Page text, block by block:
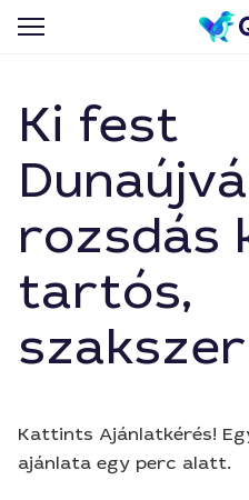
Ki fest
rozsdás
tartós,
Kattints Ajánlatkérés!
ajánlata egy perc alatt.